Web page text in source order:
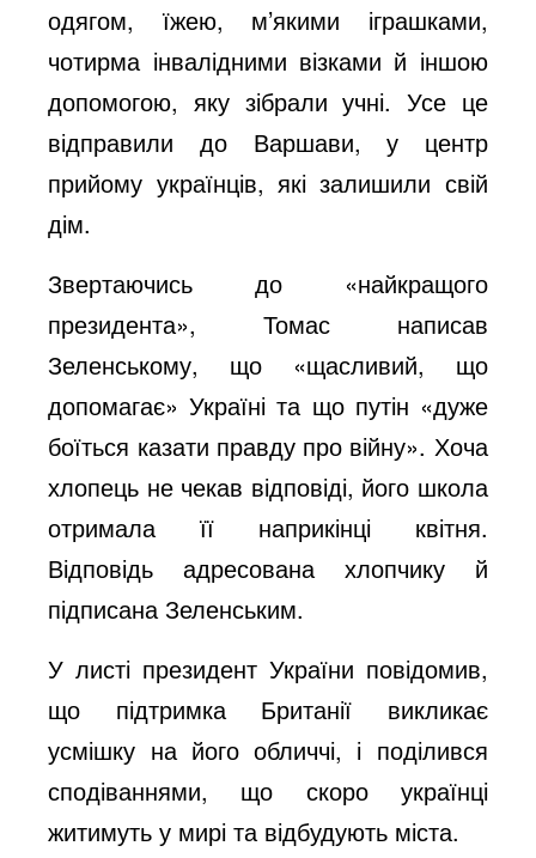
одягом, їжею, м’якими іграшками,
чотирма інвалідними візками й іншою
допомогою, яку зібрали учні. Усе це
відправили до Варшави, у центр
прийому українців, які залишили свій
дім.
Звертаючись до «найкращого
президента», Томас написав
Зеленському, що «щасливий, що
допомагає» Україні та що путін «дуже
боїться казати правду про війну». Хоча
хлопець не чекав відповіді, його школа
отримала її наприкінці квітня.
Відповідь адресована хлопчику й
підписана Зеленським.
У листі президент України повідомив,
що підтримка Британії викликає
усмішку на його обличчі, і поділився
сподіваннями, що скоро українці
житимуть у мирі та відбудують міста.